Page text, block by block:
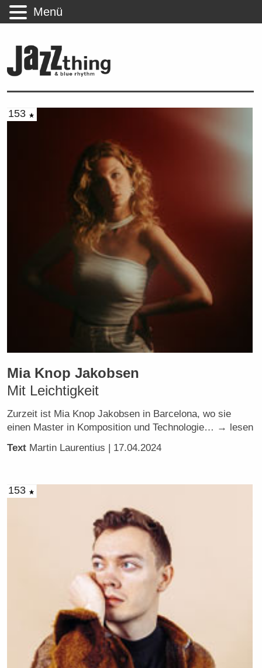
153
Mia Knop Jakobsen
Mit Leichtigkeit
Zurzeit ist Mia Knop Jakobsen in Barcelona, wo sie
einen Master in Komposition und Technologie… → lesen
Text Martin Laurentius | 17.04.2024
153
Menü